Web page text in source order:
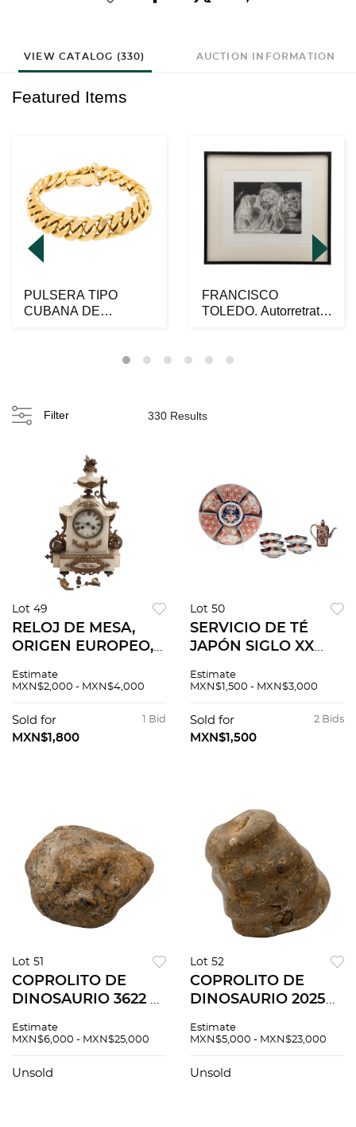
VIEW CATALOG (330) AUCTION INFORMATION
Featured Items
PULSERA TIPO
CUBANA DE
FRANCISCO
TOLEDO. Autorretrato
Filter 330 Results
Lot 49
RELOJ DE MESA,
ORIGEN EUROPEO,
alabastro y metal
circular, índices
romanos y
Estimate
MXN$2,000 - MXN$4,000
1 Bid
Sold for
MXN$1,800
Lot 50
SERVICIO DE TÉ
JAPÓN SIGLO XX
porcelana
Decoración tipo
Imari Consta de
Estimate
MXN$1,500 - MXN$3,000
2 Bids
Sold for
MXN$1,500
Lot 51
COPROLITO DE
DINOSAURIO 3622 gr
Detalles de
Estimate
MXN$6,000 - MXN$25,000
Unsold
Lot 52
COPROLITO DE
DINOSAURIO 2025
Detalles de
Estimate
MXN$5,000 - MXN$23,000
Unsold